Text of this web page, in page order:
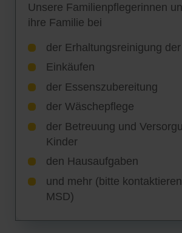
Unsere Familienpflegerinnen
ihre Familie bei
der Erhaltungsreinigung
Einkäufen
der Essenszubereitung
der Wäschepflege
der Betreuung und
Kinder
den Hausaufgaben
und mehr (bitte
MSD)